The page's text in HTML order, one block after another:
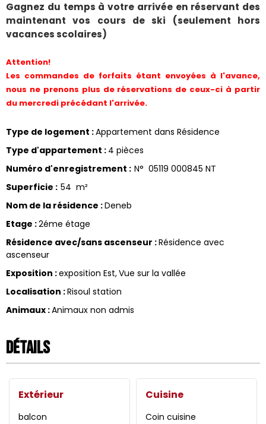
Gagnez du temps à votre arrivée en réservant des
maintenant vos cours de ski (seulement hors
vacances scolaires)
Attention!
Les commandes de forfaits étant envoyées à l'avance,
nous ne prenons plus de réservations de ceux-ci à partir
du mercredi précédant l'arrivée.
Type de logement :Appartement dans Résidence
Type d'appartement : 4 pièces
Numéro d'enregistrement : N° 05119 000845 NT
Superficie : 54 m²
Nom de la résidence :Deneb
Etage :2éme étage
Résidence avec/sans ascenseur :Résidence avec
ascenseur
Exposition :exposition Est Vue sur la vallée
Localisation :Risoul station
Animaux :Animaux non admis
Détails
Extérieur
balcon
Cuisine
Coin cuisine